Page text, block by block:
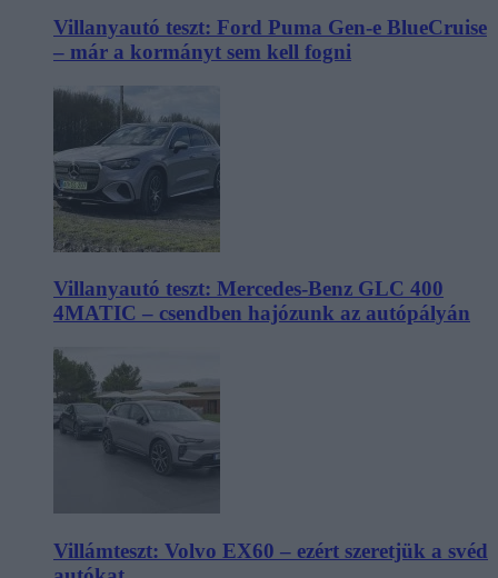
Villanyautó teszt: Ford Puma Gen-e BlueCruise
– már a kormányt sem kell fogni
Villanyautó teszt: Mercedes-Benz GLC 400
4MATIC – csendben hajózunk az autópályán
Villámteszt: Volvo EX60 – ezért szeretjük a svéd